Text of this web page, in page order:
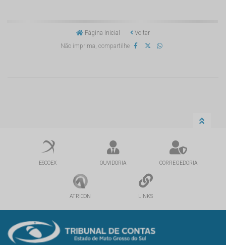
Página Inicial
Voltar
Não imprima, compartilhe
ESCOEX OUVIDORIA CORREGEDORIA
ATRICON LINKS